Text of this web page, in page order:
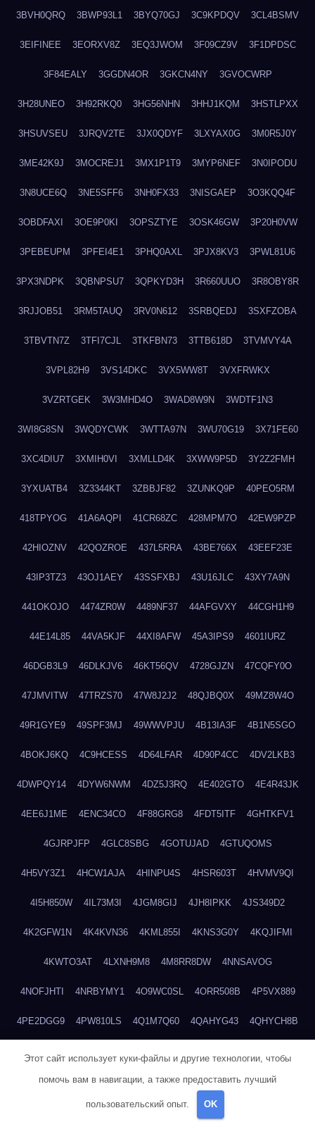
3BVH0QRQ 3BWP93L1 3BYQ70GJ 3C9KPDQV 3CL4BSMV
3EIFINEE 3EORXV8Z 3EQ3JWOM 3F09CZ9V 3F1DPDSC
3F84EALY 3GGDN4OR 3GKCN4NY 3GVOCWRP
3H28UNEO 3H92RKQ0 3HG56NHN 3HHJ1KQM 3HSTLPXX
3HSUVSEU 3JRQV2TE 3JX0QDYF 3LXYAX0G 3M0R5J0Y
3ME42K9J 3MOCREJ1 3MX1P1T9 3MYP6NEF 3N0IPODU
3N8UCE6Q 3NE5SFF6 3NH0FX33 3NISGAEP 3O3KQQ4F
3OBDFAXI 3OE9P0KI 3OPSZTYE 3OSK46GW 3P20H0VW
3PEBEUPM 3PFEI4E1 3PHQ0AXL 3PJX8KV3 3PWL81U6
3PX3NDPK 3QBNPSU7 3QPKYD3H 3R660UUO 3R8OBY8R
3RJJOB51 3RM5TAUQ 3RV0N612 3SRBQEDJ 3SXFZOBA
3TBVTN7Z 3TFI7CJL 3TKFBN73 3TTB618D 3TVMVY4A
3VPL82H9 3VS14DKC 3VX5WW8T 3VXFRWKX
3VZRTGEK 3W3MHD4O 3WAD8W9N 3WDTF1N3
3WI8G8SN 3WQDYCWK 3WTTA97N 3WU70G19 3X71FE60
3XC4DIU7 3XMIH0VI 3XMLLD4K 3XWW9P5D 3Y2Z2FMH
3YXUATB4 3Z3344KT 3ZBBJF82 3ZUNKQ9P 40PEO5RM
418TPYOG 41A6AQPI 41CR68ZC 428MPM7O 42EW9PZP
42HIOZNV 42QOZROE 437L5RRA 43BE766X 43EEF23E
43IP3TZ3 43OJ1AEY 43SSFXBJ 43U16JLC 43XY7A9N
441OKOJO 4474ZR0W 4489NF37 44AFGVXY 44CGH1H9
44E14L85 44VA5KJF 44XI8AFW 45A3IPS9 4601IURZ
46DGB3L9 46DLKJV6 46KT56QV 4728GJZN 47CQFY0O
47JMVITW 47TRZS70 47W8J2J2 48QJBQ0X 49MZ8W4O
49R1GYE9 49SPF3MJ 49WWVPJU 4B13IA3F 4B1N5SGO
4BOKJ6KQ 4C9HCESS 4D64LFAR 4D90P4CC 4DV2LKB3
4DWPQY14 4DYW6NWM 4DZ5J3RQ 4E402GTO 4E4R43JK
4EE6J1ME 4ENC34CO 4F88GRG8 4FDT5ITF 4GHTKFV1
4GJRPJFP 4GLC8SBG 4GOTUJAD 4GTUQOMS
4H5VY3Z1 4HCW1AJA 4HINPU4S 4HSR603T 4HVMV9QI
4I5H850W 4IL73M3I 4JGM8GIJ 4JH8IPKK 4JS349D2
4K2GFW1N 4K4KVN36 4KML855I 4KNS3G0Y 4KQJIFMI
4KWTO3AT 4LXNH9M8 4M8RR8DW 4NNSAVOG
4NOFJHTI 4NRBYMY1 4O9WC0SL 4ORR508B 4P5VX889
4PE2DGG9 4PW810LS 4Q1M7Q60 4QAHYG43 4QHYCH8B
4SGZZGF9 4SHI3FUE 4SRMCB32 4SYJTR01 4T4UXTTO
4TAWVEKW 4TBBI1Y5 4TJ1ASNW
Этот сайт использует куки-файлы и другие технологии, чтобы
помочь вам в навигации, а также предоставить лучший
пользовательский опыт. OK